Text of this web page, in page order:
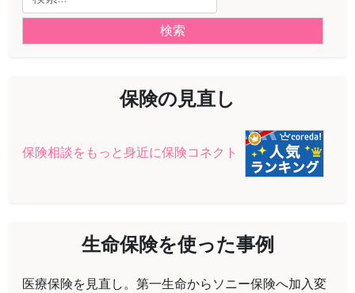
ョ
ン
索:
保険の見直し
保険相談をもっと身近に保険コネクト
生命保険を使った事例
医療保険を見直し。第一生命からソニー保険へ加入変